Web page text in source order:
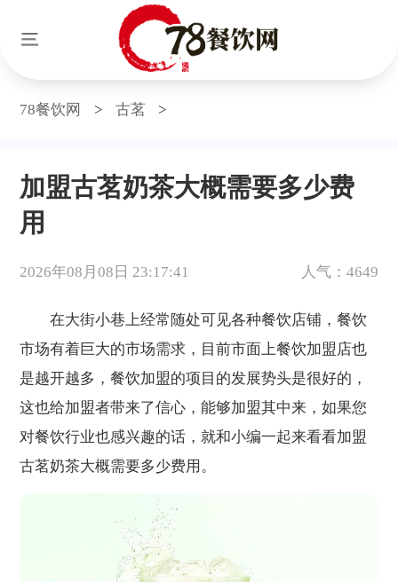
78餐饮网 > 古茗 >
加盟古茗奶茶大概需要多少费
用
2026年08月08日 23:17:41 人气：4649
在大街小巷上经常随处可见各种餐饮店铺，餐饮
市场有着巨大的市场需求，目前市面上餐饮加盟店也
是越开越多，餐饮加盟的项目的发展势头是很好的，
这也给加盟者带来了信心，能够加盟其中来，如果您
对餐饮行业也感兴趣的话，就和小编一起来看看加盟
古茗奶茶大概需要多少费用。